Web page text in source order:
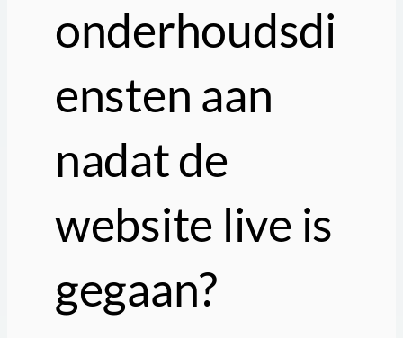
onderhoudsdi
ensten aan
nadat de
website live is
gegaan?